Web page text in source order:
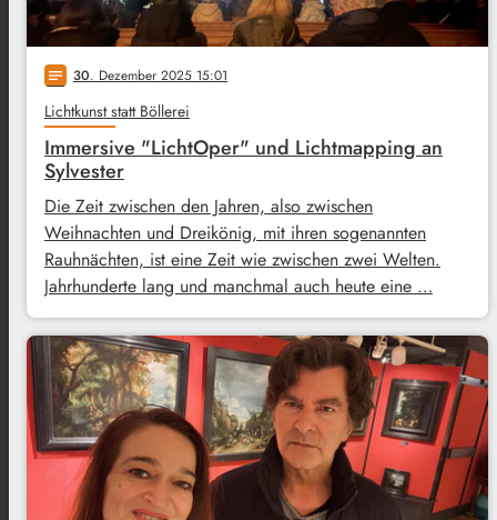
notes 30. Dezember 2025 15:01
Lichtkunst statt Böllerei
Immersive "LichtOper" und Lichtmapping an
Sylvester
Die Zeit zwischen den Jahren, also zwischen
Weihnachten und Dreikönig, mit ihren sogenannten
Rauhnächten, ist eine Zeit wie zwischen zwei Welten.
Jahrhunderte lang und manchmal auch heute eine …